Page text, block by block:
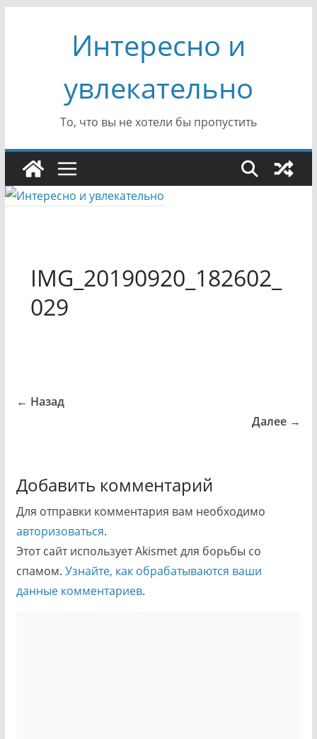
содержимомуИнтересно и
увлекательно
То, что вы не хотели бы пропустить
IMG_20190920_182602_
029
← Назад
Далее →
Добавить комментарий
Для отправки комментария вам необходимо
авторизоваться.
Этот сайт использует Akismet для борьбы со
спамом. Узнайте, как обрабатываются ваши
данные комментариев.